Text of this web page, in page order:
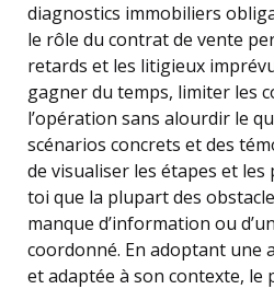
diagnostics immobiliers
le rôle du contrat de vente
retards et les litigieux
gagner du temps, limiter les
l’opération sans alourdir le
scénarios concrets et des
de visualiser les étapes et les
toi que la plupart des
manque d’information ou
coordonné. En adoptant une
et adaptée à son contexte, le